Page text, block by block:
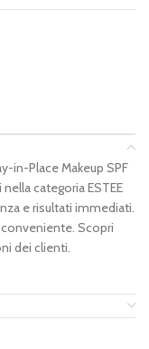
in-Place Makeup SPF
categoria ESTEE
e risultati immediati.
Scopri
dei clienti.